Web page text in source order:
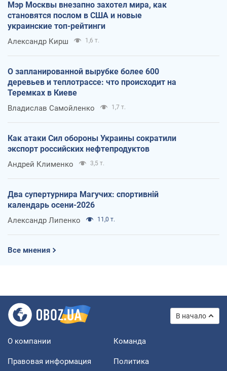
Мэр Москвы внезапно захотел мира, как
становятся послом в США и новые
украинские топ-рейтинги
Александр Кирш 1,6 т.
О запланированной вырубке более 600
деревьев и теплотрассе: что происходит на
Теремках в Киеве
Владислав Самойленко 1,7 т.
Как атаки Сил обороны Украины сократили
экспорт российских нефтепродуктов
Андрей Клименко 3,5 т.
Два супертурнира Магучих: спортивній
календарь осени-2026
Александр Липенко 11,0 т.
Все мнения
В начало
О компании Команда
Правовая информация
Политика